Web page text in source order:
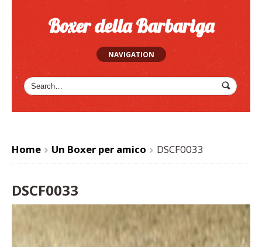
Boxer della Barbariga
NAVIGATION
Home
>
Un Boxer per amico
>
DSCF0033
DSCF0033